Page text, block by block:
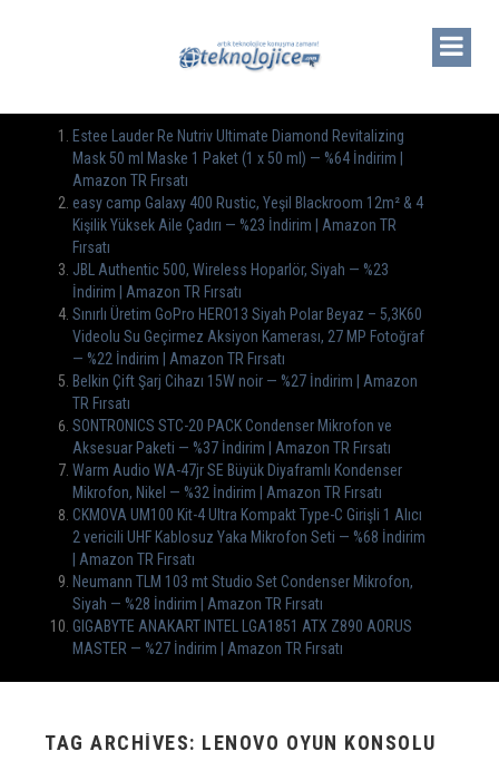
Estee Lauder Re Nutriv Ultimate Diamond Revitalizing
Mask 50 ml Maske 1 Paket (1 x 50 ml) — %64 İndirim |
Amazon TR Fırsatı
easy camp Galaxy 400 Rustic, Yeşil Blackroom 12m² & 4
Kişilik Yüksek Aile Çadırı — %23 İndirim | Amazon TR
Fırsatı
JBL Authentic 500, Wireless Hoparlör, Siyah — %23
İndirim | Amazon TR Fırsatı
Sınırlı Üretim GoPro HERO13 Siyah Polar Beyaz – 5,3K60
Videolu Su Geçirmez Aksiyon Kamerası, 27 MP Fotoğraf
— %22 İndirim | Amazon TR Fırsatı
Belkin Çift Şarj Cihazı 15W noir — %27 İndirim | Amazon
TR Fırsatı
SONTRONICS STC-20 PACK Condenser Mikrofon ve
Aksesuar Paketi — %37 İndirim | Amazon TR Fırsatı
Warm Audio WA-47jr SE Büyük Diyaframlı Kondenser
Mikrofon, Nikel — %32 İndirim | Amazon TR Fırsatı
CKMOVA UM100 Kit-4 Ultra Kompakt Type-C Girişli 1 Alıcı
2 vericili UHF Kablosuz Yaka Mikrofon Seti — %68 İndirim
| Amazon TR Fırsatı
Neumann TLM 103 mt Studio Set Condenser Mikrofon,
Siyah — %28 İndirim | Amazon TR Fırsatı
GIGABYTE ANAKART INTEL LGA1851 ATX Z890 AORUS
MASTER — %27 İndirim | Amazon TR Fırsatı
TAG ARCHIVES: LENOVO OYUN KONSOLU